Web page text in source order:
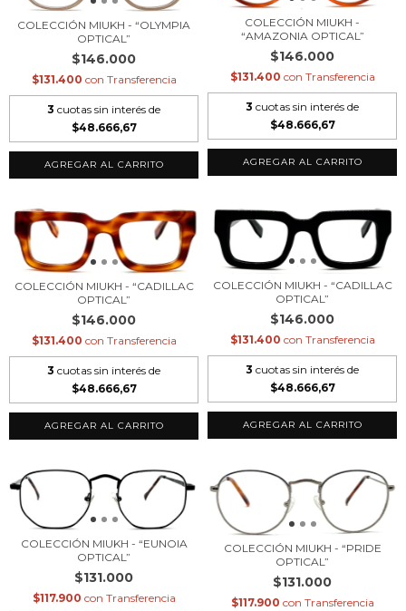
COLECCIÓN MIUKH - “OLYMPIA
OPTICAL”
$146.000
$131.400 con Transferencia
3 cuotas sin interés de
$48.666,67
COLECCIÓN MIUKH -
“AMAZONIA OPTICAL”
$146.000
$131.400 con Transferencia
3 cuotas sin interés de
$48.666,67
COLECCIÓN MIUKH - “CADILLAC
OPTICAL”
$146.000
$131.400 con Transferencia
3 cuotas sin interés de
$48.666,67
COLECCIÓN MIUKH - “CADILLAC
OPTICAL”
$146.000
$131.400 con Transferencia
3 cuotas sin interés de
$48.666,67
COLECCIÓN MIUKH - “EUNOIA
OPTICAL”
$131.000
$117.900 con Transferencia
COLECCIÓN MIUKH - “PRIDE
OPTICAL”
$131.000
$117.900 con Transferencia